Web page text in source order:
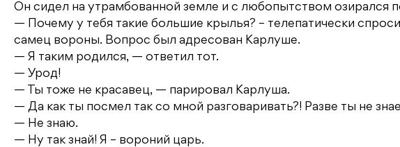
Он сидел на утрамбованной земле и с любопытством озирался
— Почему у тебя такие большие крылья? – телепатически
самец вороны. Вопрос был адресован Карлуше.
— Я таким родился, — ответил тот.
— Урод!
— Ты тоже не красавец, — парировал Карлуша.
— Да как ты посмел так со мной разговаривать?! Разве ты не
— Не знаю.
— Ну так знай! Я – вороний царь.